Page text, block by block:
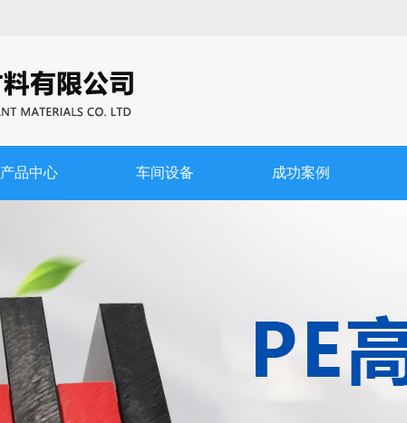
产品中心 车间设备 成功案例